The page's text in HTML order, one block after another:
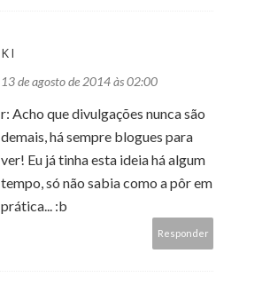
KI
13 de agosto de 2014 às 02:00
r: Acho que divulgações nunca são
demais, há sempre blogues para
ver! Eu já tinha esta ideia há algum
tempo, só não sabia como a pôr em
prática... :b
Responder